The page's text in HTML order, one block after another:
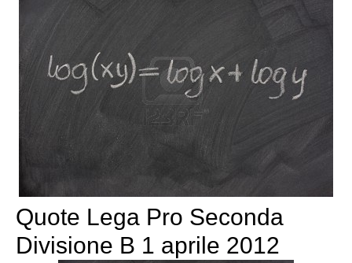
Quote Lega Pro Seconda
Divisione B 1 aprile 2012